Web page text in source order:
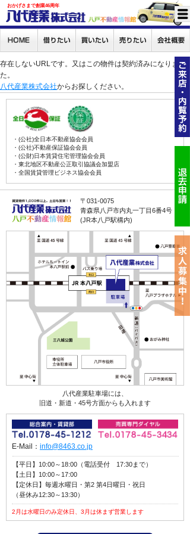
おかげさまで創業46周年
存在しないURLです。又はこの物件は契約済みになりまし
た。
八代産業株式会社からお探しください。
・(公社)全日本不動産協会会員
・(公社)不動産保証協会会員
・(公財)日本賃貸住宅管理協会会員
・東北地区不動産公正取引協議会加盟店
・全国賃貸管理ビジネス協会会員
〒031-0075
青森県八戸市内丸一丁目6番4号
(JR本八戸駅構内)
八代産業駐車場には、
旧道・新道・45号方面からも入れます
E-Mail： info@8463.co.jp
【平日】10:00～18:00（電話受付 17:30まで）
【土日】10:00～17:00
【定休日】毎週水曜日・第2 第4日曜日・祝日
（昼休み12:30～13:30）
2月は水曜日のみ定休日、3月は休まず営業します